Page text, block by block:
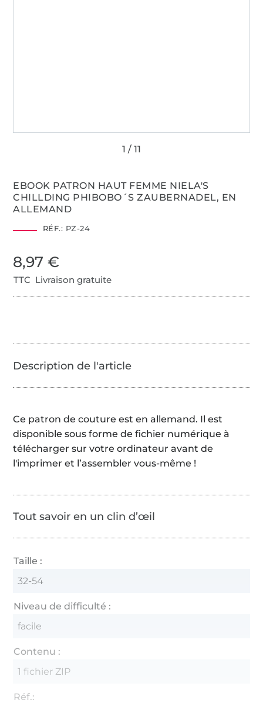
EBOOK PATRON HAUT FEMME NIELA'S
CHILLDING PHIBOBO´S ZAUBERNADEL, EN
ALLEMAND
RÉF.: PZ-24
8,97 €
TTC Livraison gratuite
Ce patron de couture est en allemand. Il est
disponible sous forme de fichier numérique à
télécharger sur votre ordinateur avant de
l'imprimer et l’assembler vous-même !
Tout savoir en un clin d’œil
Taille :
32-54
Niveau de difficulté :
facile
Contenu :
1 fichier ZIP
Réf.: